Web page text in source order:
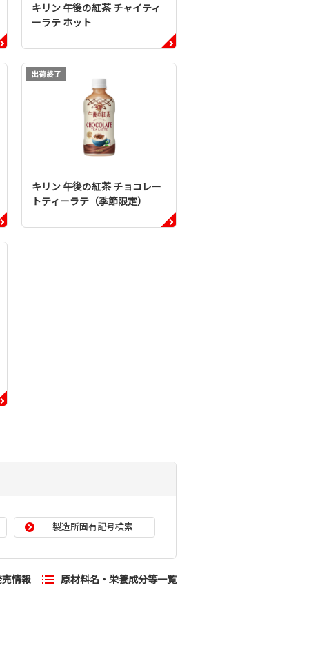
キリン 午後の紅茶 チャイティ
ーラテ ホット
キリン 午後の紅茶 チョコレー
トティーラテ（季節限定）
製造所固有記号検索
売情報 原材料名・栄養成分等一覧